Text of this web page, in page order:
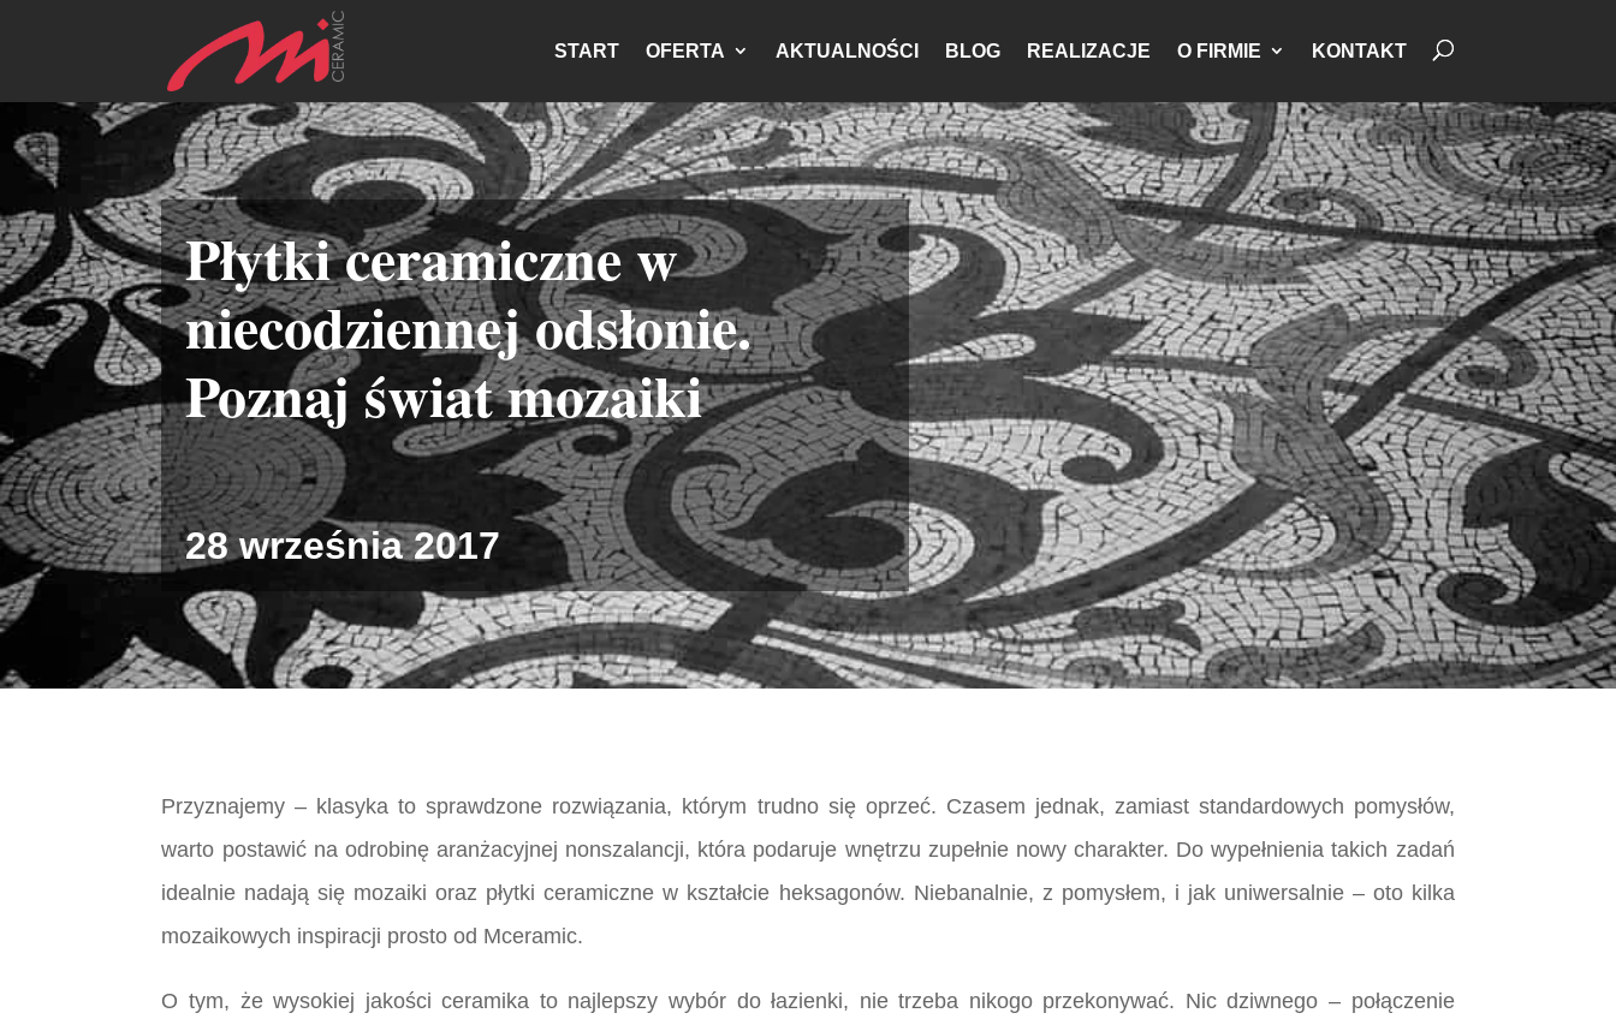
START OFERTA AKTUALNOŚCI BLOG REALIZACJE O FIRMIE KONTAKT
Płytki ceramiczne w
niecodziennej odsłonie.
Poznaj świat mozaiki
28 września 2017
Przyznajemy – klasyka to sprawdzone rozwiązania, którym trudno się oprzeć. Czasem jednak, zamiast standardowych pomysłów,
warto postawić na odrobinę aranżacyjnej nonszalancji, która podaruje wnętrzu zupełnie nowy charakter. Do wypełnienia takich zadań
idealnie nadają się mozaiki oraz płytki ceramiczne w kształcie heksagonów. Niebanalnie, z pomysłem, i jak uniwersalnie – oto kilka
mozaikowych inspiracji prosto od Mceramic.
O tym, że wysokiej jakości ceramika to najlepszy wybór do łazienki, nie trzeba nikogo przekonywać. Nic dziwnego – połączenie